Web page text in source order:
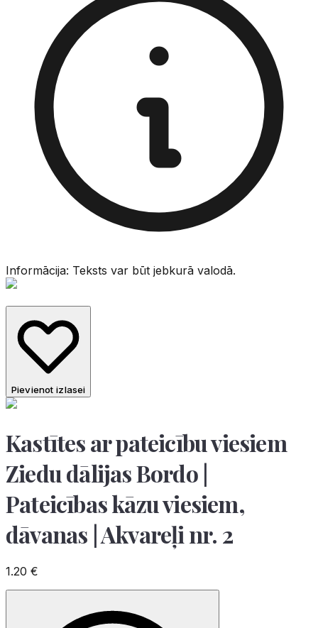
Informācija: Teksts var būt jebkurā valodā.
Pievienot izlasei
Kastītes ar pateicību viesiem
Ziedu dālijas Bordo |
Pateicības kāzu viesiem,
dāvanas | Akvareļi nr. 2
1.20 €